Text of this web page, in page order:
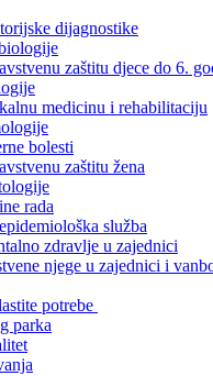
dijagnostike
zaštitu djece do 6.
medicinu i rehabilitaciju
bolesti
zaštitu žena
rada
služba
zdravlje u zajednici
njege u zajednici i
potrebe
parka